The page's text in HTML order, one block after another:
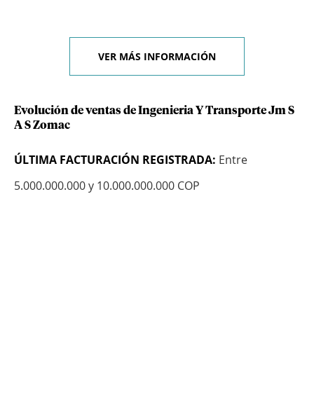
VER MÁS INFORMACIÓN
Evolución de ventas de Ingenieria Y Transporte Jm S
A S Zomac
ÚLTIMA FACTURACIÓN REGISTRADA: Entre
5.000.000.000 y 10.000.000.000 COP